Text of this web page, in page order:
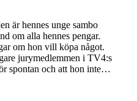
är hennes unge sambo
om alla hennes pengar.
om hon vill köpa något.
jurymedlemmen i TV4:s
spontan och att hon inte…